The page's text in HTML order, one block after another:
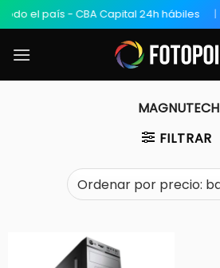
el país - CBA Capital 24h hábiles
MAGNUTECH
FILTRAR